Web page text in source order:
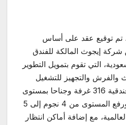
8 مارس 2020، تم توقيع عقد على أساس
شركة إيجوث المالكة للفندق
التي تقوم بتمويل التطوير
والفرش والتجهيز للتشغيل
وتطوير الفندق بسعة فندقية 316 غرفة وجناحا بمستوى
خدمة فندقية متميزة ورفع المستوى من 4 نجوم إلى 5
مع إضافة أماكن انتظار